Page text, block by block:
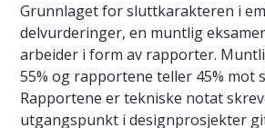
Grunnlaget for sluttkarakteren i
delvurderinger, en muntlig
arbeider i form av rapporter.
55% og rapportene teller 45% mot
Rapportene er tekniske notat
utgangspunkt i designprosjekter